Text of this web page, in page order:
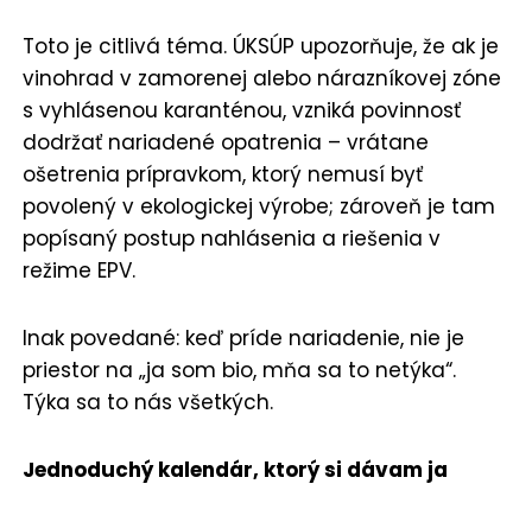
Toto je citlivá téma. ÚKSÚP upozorňuje, že ak je
vinohrad v zamorenej alebo nárazníkovej zóne
s vyhlásenou karanténou, vzniká povinnosť
dodržať nariadené opatrenia – vrátane
ošetrenia prípravkom, ktorý nemusí byť
povolený v ekologickej výrobe; zároveň je tam
popísaný postup nahlásenia a riešenia v
režime EPV.
Inak povedané: keď príde nariadenie, nie je
priestor na „ja som bio, mňa sa to netýka“.
Týka sa to nás všetkých.
Jednoduchý kalendár, ktorý si dávam ja